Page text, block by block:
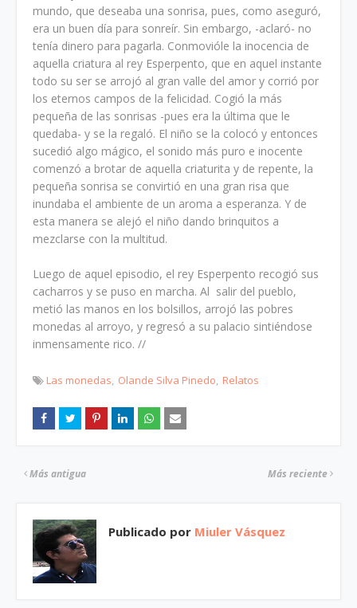
mundo, que deseaba una sonrisa, pues, como aseguró,
era un buen día para sonreír. Sin embargo, -aclaró- no
tenía dinero para pagarla. Conmovióle la inocencia de
aquella criatura al rey Esperpento, que en aquel instante
todo su ser se arrojó al gran valle del amor y corrió por
los eternos campos de la felicidad. Cogió la más
pequeña de las sonrisas -pues era la última que le
quedaba- y se la regaló. El niño se la colocó y entonces
sucedió algo mágico, el sonido más puro e inocente
comenzó a brotar de aquella criaturita y de repente, la
pequeña sonrisa se convirtió en una gran risa que
inundaba el ambiente de un aroma a esperanza. Y de
esta manera se alejó el niño dando brinquitos a
mezclarse con la multitud.
Luego de aquel episodio, el rey Esperpento recogió sus
cacharros y se puso en marcha. Al salir del pueblo,
metió las manos en los bolsillos, arrojó las pobres
monedas al arroyo, y regresó a su palacio sintiéndose
inmensamente rico. //
Las monedas Olande Silva Pinedo Relatos
Más reciente
Más antigua
Publicado por Miuler Vásquez